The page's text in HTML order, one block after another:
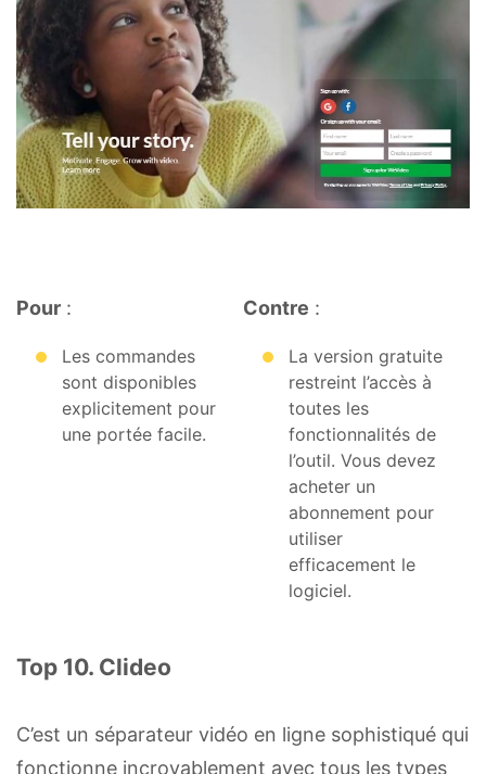
Pour :
Les commandes
sont disponibles
explicitement pour
une portée facile.
Contre :
La version gratuite
restreint l’accès à
toutes les
fonctionnalités de
l’outil. Vous devez
acheter un
abonnement pour
utiliser
efficacement le
logiciel.
Top 10. Clideo
C’est un séparateur vidéo en ligne sophistiqué qui
fonctionne incroyablement avec tous les types